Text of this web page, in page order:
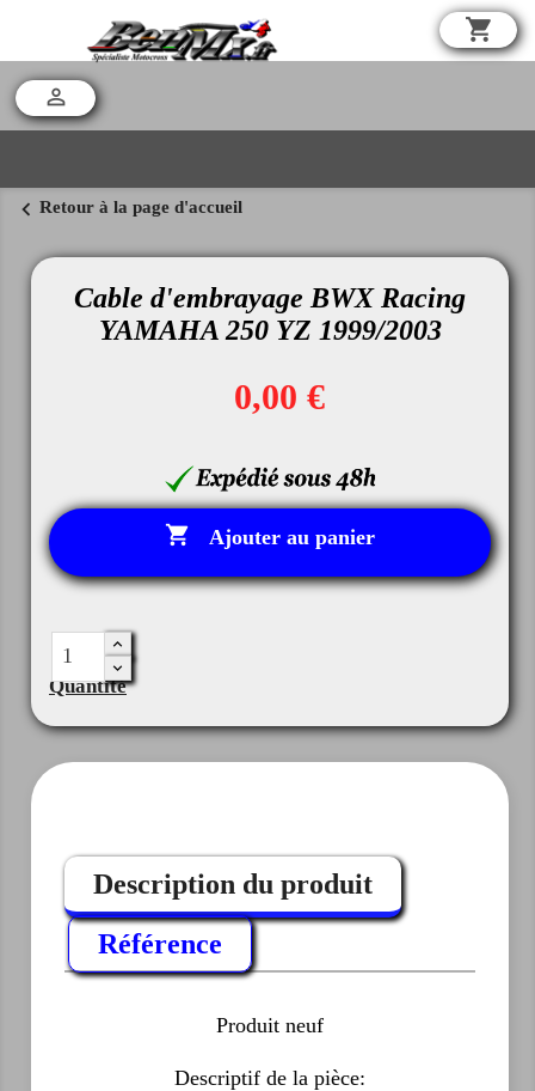
shopping_cart

chevron_left Retour à la page d'accueil
Cable d'embrayage BWX Racing
YAMAHA 250 YZ 1999/2003
0,00 €
 Ajouter au panier
Quantité
Description du produit
Référence
Produit neuf
Descriptif de la pièce: